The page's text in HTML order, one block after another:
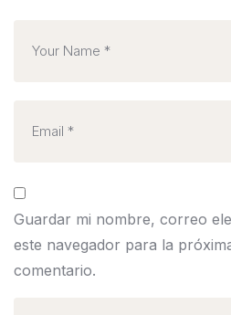
Guardar mi nombre, correo
este navegador para la
comentario.